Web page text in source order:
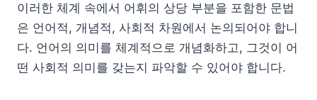
이러한 체계 속에서 어휘의 상당 부분을 포함한 문법
은 언어적, 개념적, 사회적 차원에서 논의되어야 합니
다. 언어의 의미를 체계적으로 개념화하고, 그것이 어
떤 사회적 의미를 갖는지 파악할 수 있어야 합니다.